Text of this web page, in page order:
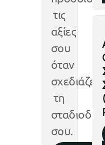
τις
αξίες
σου
όταν
σχεδιάζεις
τη
σου.